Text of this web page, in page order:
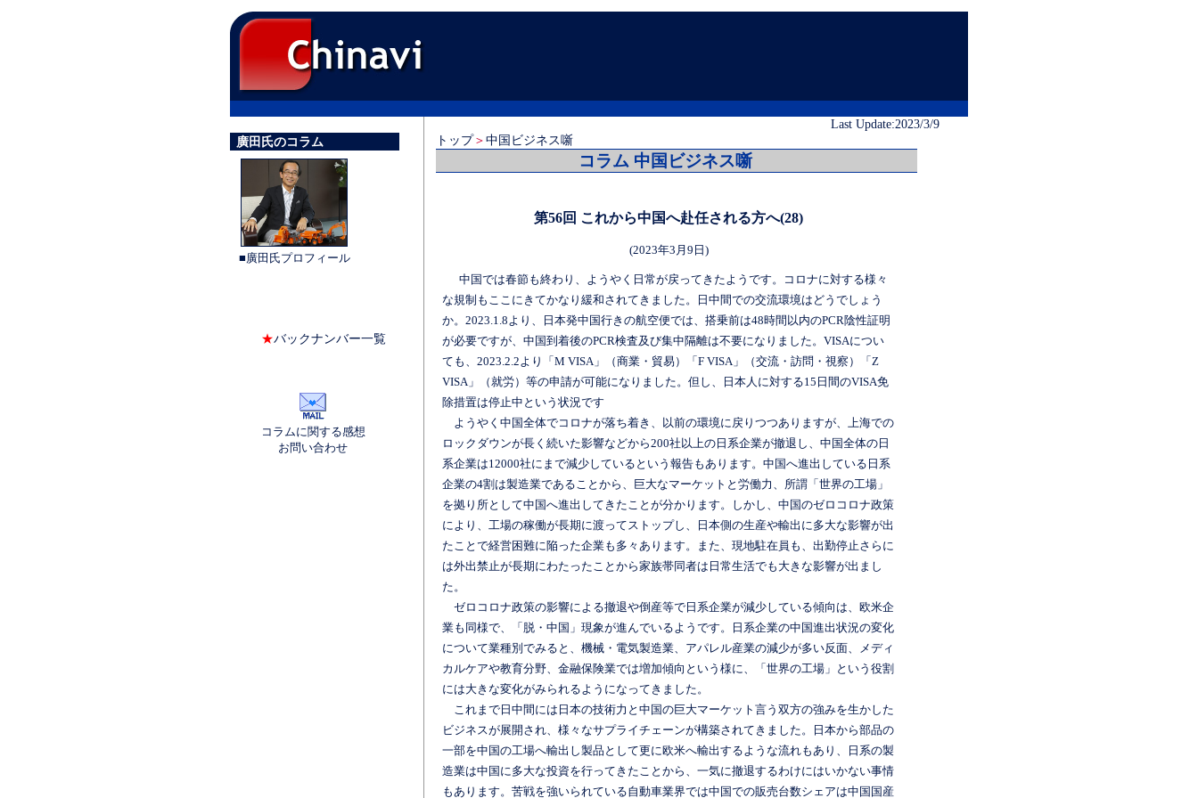
廣田氏のコラム
■廣田氏プロフィール
★バックナンバー一覧
コラムに関する感想
お問い合わせ
Last Update:2023/3/9
トップ＞中国ビジネス噺
コラム 中国ビジネス噺
第56回 これから中国へ赴任される方へ(28)
(2023年3月9日)
中国では春節も終わり、ようやく日常が戻ってきたようです。コロナに対する様々
な規制もここにきてかなり緩和されてきました。日中間での交流環境はどうでしょう
か。2023.1.8より、日本発中国行きの航空便では、搭乗前は48時間以内のPCR陰性証明
が必要ですが、中国到着後のPCR検査及び集中隔離は不要になりました。VISAについ
ても、2023.2.2より「M VISA」（商業・貿易）「F VISA」（交流・訪問・視察）「Z
VISA」（就労）等の申請が可能になりました。但し、日本人に対する15日間のVISA免
除措置は停止中という状況です
ようやく中国全体でコロナが落ち着き、以前の環境に戻りつつありますが、上海での
ロックダウンが長く続いた影響などから200社以上の日系企業が撤退し、中国全体の日
系企業は12000社にまで減少しているという報告もあります。中国へ進出している日系
企業の4割は製造業であることから、巨大なマーケットと労働力、所謂「世界の工場」
を拠り所として中国へ進出してきたことが分かります。しかし、中国のゼロコロナ政策
により、工場の稼働が長期に渡ってストップし、日本側の生産や輸出に多大な影響が出
たことで経営困難に陥った企業も多々あります。また、現地駐在員も、出勤停止さらに
は外出禁止が長期にわたったことから家族帯同者は日常生活でも大きな影響が出まし
た。
ゼロコロナ政策の影響による撤退や倒産等で日系企業が減少している傾向は、欧米企
業も同様で、「脱・中国」現象が進んでいるようです。日系企業の中国進出状況の変化
について業種別でみると、機械・電気製造業、アパレル産業の減少が多い反面、メディ
カルケアや教育分野、金融保険業では増加傾向という様に、「世界の工場」という役割
には大きな変化がみられるようになってきました。
これまで日中間には日本の技術力と中国の巨大マーケット言う双方の強みを生かした
ビジネスが展開され、様々なサプライチェーンが構築されてきました。日本から部品の
一部を中国の工場へ輸出し製品として更に欧米へ輸出するような流れもあり、日系の製
造業は中国に多大な投資を行ってきたことから、一気に撤退するわけにはいかない事情
もあります。苦戦を強いられている自動車業界では中国での販売台数シェアは中国国産